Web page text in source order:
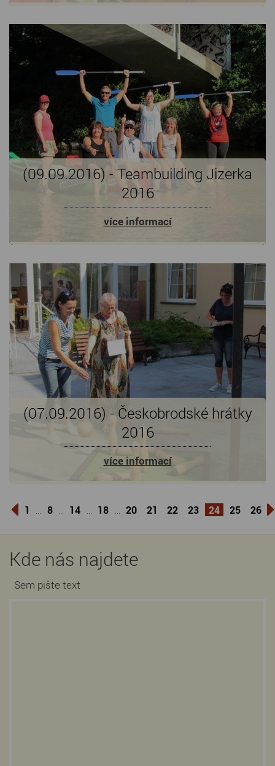
(09.09.2016) - Teambuilding Jizerka
2016
více informací
(07.09.2016) - Českobrodské hrátky
2016
více informací
1 8 14 18 20 21 22 23 24 25 26
Kde nás najdete
Sem pište text